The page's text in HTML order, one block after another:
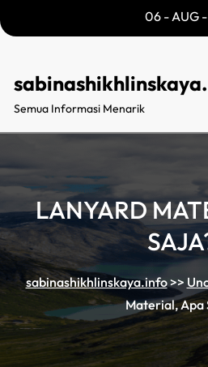
to
06 - AUG
Semua Informasi Menarik
LANYARD
sabinashikhlinskaya.info>>
Material, Apa